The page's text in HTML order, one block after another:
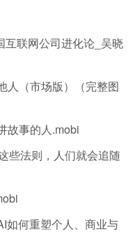
联网公司进化论_吴晓
（市场版）（完整图
故事的人.mobi
些法则，人们就会追随
何重塑个人、商业与